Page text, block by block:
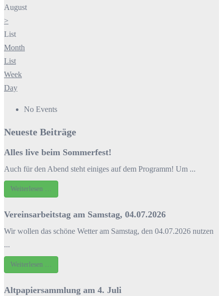
August
>
List
Month
List
Week
Day
No Events
Neueste Beiträge
Alles live beim Sommerfest!
Auch für den Abend steht einiges auf dem Programm! Um ...
Weiterlesen …
Vereinsarbeitstag am Samstag, 04.07.2026
Wir wollen das schöne Wetter am Samstag, den 04.07.2026 nutzen
...
Weiterlesen …
Altpapiersammlung am 4. Juli